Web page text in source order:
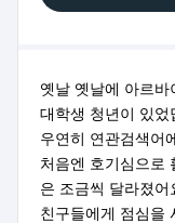
옛날 옛날에 아르
대학생 청년이 있었
우연히 연관검색어
처음엔 호기심으로
은 조금씩 달라졌어
친구들에게 점심을